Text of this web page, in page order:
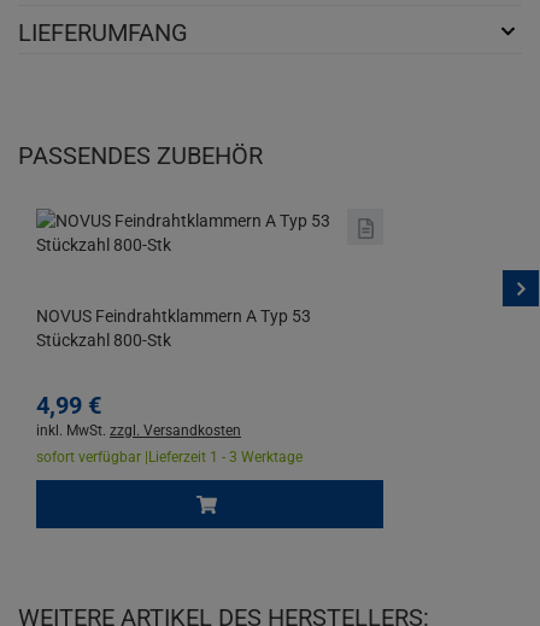
LIEFERUMFANG
PASSENDES ZUBEHÖR
NOVUS Feindrahtklammern A Typ 53
Stückzahl 800-Stk
4,99 €
inkl. MwSt. zzgl. Versandkosten
sofort verfügbar | Lieferzeit 1 - 3 Werktage
WEITERE ARTIKEL DES HERSTELLERS: